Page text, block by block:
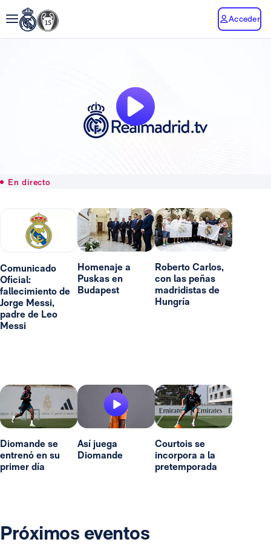
Acceder
En directo
Comunicado
Oficial:
fallecimiento de
Jorge Messi,
padre de Leo
Messi
Homenaje a
Puskas en
Budapest
Roberto Carlos,
con las peñas
madridistas de
Hungría
Diomande se
entrenó en su
primer día
Así juega
Diomande
Courtois se
incorpora a la
pretemporada
Próximos eventos